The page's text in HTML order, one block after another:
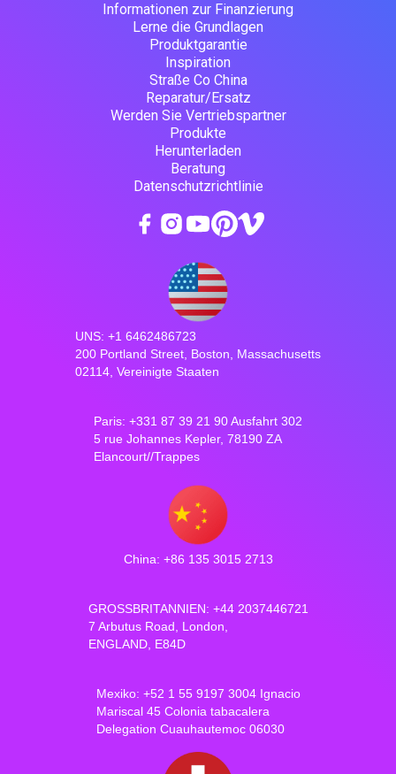
Informationen zur Finanzierung
Lerne die Grundlagen
Produktgarantie
Inspiration
Straße Co China
Reparatur/Ersatz
Werden Sie Vertriebspartner
Produkte
Herunterladen
Beratung
Datenschutzrichtlinie
UNS: +1 6462486723
200 Portland Street, Boston, Massachusetts
02114, Vereinigte Staaten
Paris: +331 87 39 21 90 Ausfahrt 302
5 rue Johannes Kepler, 78190 ZA
Elancourt//Trappes
China: +86 135 3015 2713
GROSSBRITANNIEN: +44 2037446721
7 Arbutus Road, London,
ENGLAND, E84D
Mexiko: +52 1 55 9197 3004 Ignacio
Mariscal 45 Colonia tabacalera
Delegation Cuauhautemoc 06030